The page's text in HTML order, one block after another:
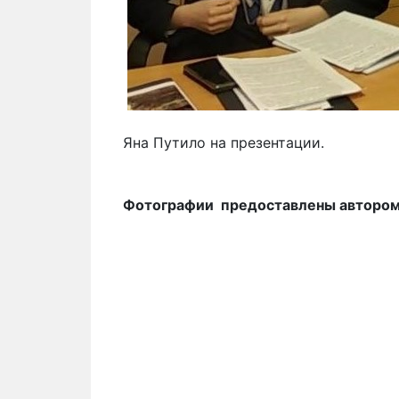
Яна Путило на презентации.
Фотографии предоставлены